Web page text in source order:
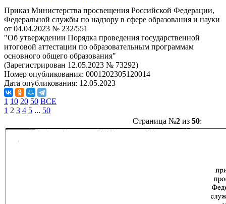
Приказ Министерства просвещения Российской Федерации,
Федеральной службы по надзору в сфере образования и науки
от 04.04.2023 № 232/551
"Об утверждении Порядка проведения государственной
итоговой аттестации по образовательным программам
основного общего образования"
(Зарегистрирован 12.05.2023 № 73292)
Номер опубликования: 0001202305120014
Дата опубликования: 12.05.2023
1 10 20 50 ВСЕ
1 2 3 4 5 ... 50
Страница №2из 50: